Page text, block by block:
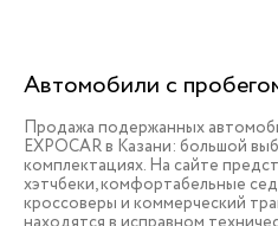
Автомобили с
Продажа подержанных
EXPOCAR в Казани: большой
комплектациях. На сайте
хэтчбеки, комфортабельные
кроссоверы и коммерческий